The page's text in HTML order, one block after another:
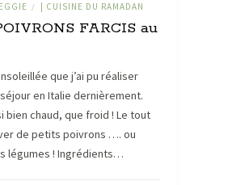
/ | CUISINE DU RAMADAN
FARCIS au
que j’ai pu réaliser
en Italie dernièrement.
bien chaud, que froid ! Le tout
de petits poivrons …. ou
légumes ! Ingrédients…